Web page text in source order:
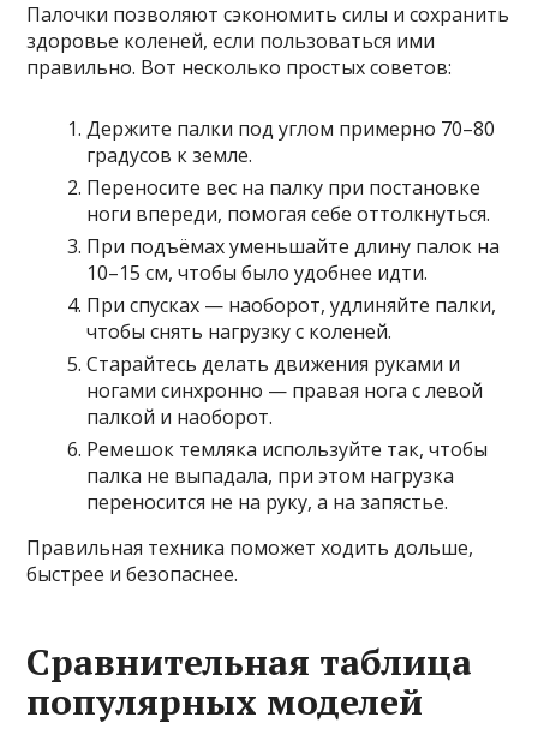
Палочки позволяют сэкономить силы и сохранить
здоровье коленей, если пользоваться ими
правильно. Вот несколько простых советов:
Держите палки под углом примерно 70–80
градусов к земле.
Переносите вес на палку при постановке
ноги впереди, помогая себе оттолкнуться.
При подъёмах уменьшайте длину палок на
10–15 см, чтобы было удобнее идти.
При спусках — наоборот, удлиняйте палки,
чтобы снять нагрузку с коленей.
Старайтесь делать движения руками и
ногами синхронно — правая нога с левой
палкой и наоборот.
Ремешок темляка используйте так, чтобы
палка не выпадала, при этом нагрузка
переносится не на руку, а на запястье.
Правильная техника поможет ходить дольше,
быстрее и безопаснее.
Сравнительная таблица
популярных моделей